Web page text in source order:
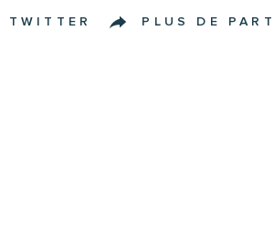
TWITTER PLUS DE